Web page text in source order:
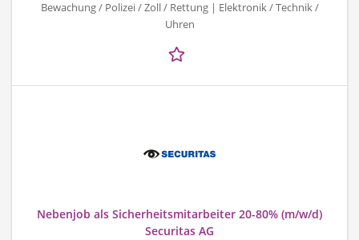
Bewachung / Polizei / Zoll / Rettung | Elektronik / Technik /
Uhren
Nebenjob als Sicherheitsmitarbeiter 20-80% (m/w/d)
Securitas AG